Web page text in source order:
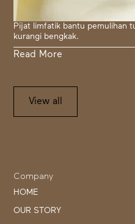
Pijat limfatik bantu pemulihan
kurangi bengkak.
Read More
View all
Company
HOME
OUR STORY